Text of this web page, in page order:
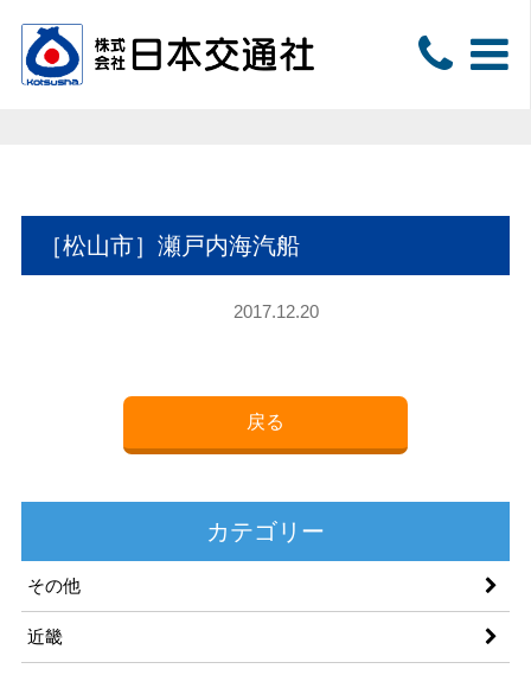
［松山市］瀬戸内海汽船
2017.12.20
戻る
カテゴリー
その他
近畿